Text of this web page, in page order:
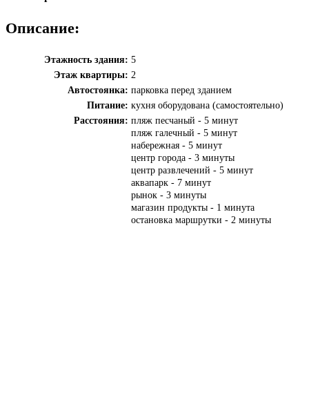
Описание:
Этажность здания: 5
Этаж квартиры: 2
Автостоянка: парковка перед зданием
Питание: кухня оборудована (самостоятельно)
Расстояния: пляж песчаный - 5 минут
пляж галечный - 5 минут
набережная - 5 минут
центр города - 3 минуты
центр развлечений - 5 минут
аквапарк - 7 минут
рынок - 3 минуты
магазин продукты - 1 минута
остановка маршрутки - 2 минуты